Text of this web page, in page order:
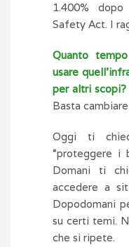
1.400% dopo
Safety Act. I
Quanto
usare
per altri scopi?
Basta
Oggi ti
“proteggere i
Domani ti
accedere a
Dopodomani
su certi temi.
che si ripete.